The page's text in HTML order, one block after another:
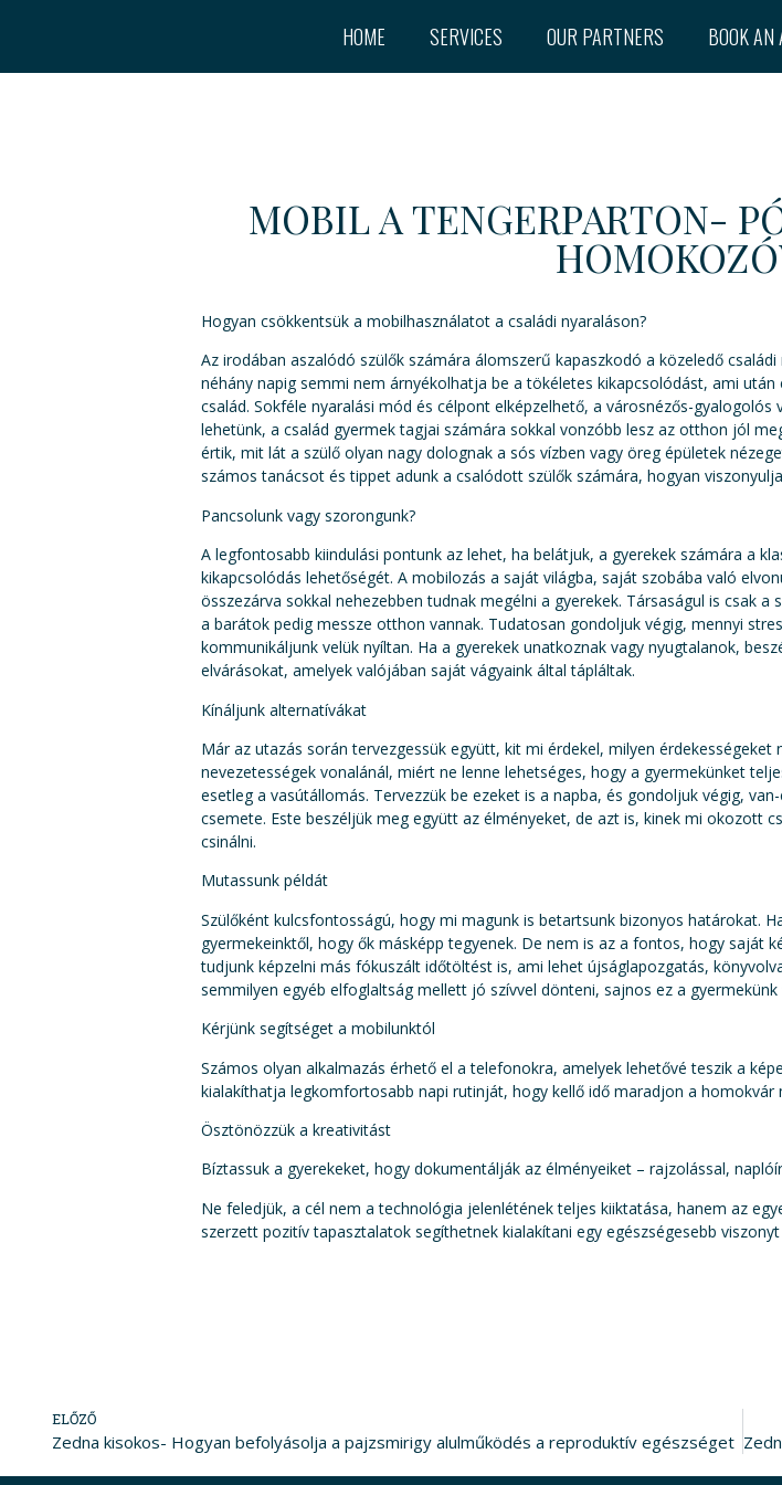
HOME SERVICES OUR PARTNERS BOOK
MOBIL A TENGERPARTON-
Hogyan csökkentsük a mobilhasználatot a családi nyaraláson?
Az irodában aszalódó szülők számára álomszerű kapaszkodó a közeledő
néhány napig semmi nem árnyékolhatja be a tökéletes kikapcsolódást, ami
család. Sokféle nyaralási mód és célpont elképzelhető, a városnézős-
lehetünk, a család gyermek tagjai számára sokkal vonzóbb lesz az otthon jól
értik, mit lát a szülő olyan nagy dolognak a sós vízben vagy öreg épületek
számos tanácsot és tippet adunk a csalódott szülők számára, hogyan
Pancsolunk vagy szorongunk?
A legfontosabb kiindulási pontunk az lehet, ha belátjuk, a gyerekek számára a
kikapcsolódás lehetőségét. A mobilozás a saját világba, saját szobába való
összezárva sokkal nehezebben tudnak megélni a gyerekek. Társaságul is csak
a barátok pedig messze otthon vannak. Tudatosan gondoljuk végig, mennyi
kommunikáljunk velük nyíltan. Ha a gyerekek unatkoznak vagy nyugtalanok,
elvárásokat, amelyek valójában saját vágyaink által tápláltak.
Kínáljunk alternatívákat
Már az utazás során tervezgessük együtt, kit mi érdekel, milyen
nevezetességek vonalánál, miért ne lenne lehetséges, hogy a gyermekünket
esetleg a vasútállomás. Tervezzük be ezeket is a napba, és gondoljuk végig,
csemete. Este beszéljük meg együtt az élményeket, de azt is, kinek mi
csinálni.
Mutassunk példát
Szülőként kulcsfontosságú, hogy mi magunk is betartsunk bizonyos határokat.
gyermekeinktől, hogy ők másképp tegyenek. De nem is az a fontos, hogy saját
tudjunk képzelni más fókuszált időtöltést is, ami lehet újságlapozgatás,
semmilyen egyéb elfoglaltság mellett jó szívvel dönteni, sajnos ez a
Kérjünk segítséget a mobilunktól
Számos olyan alkalmazás érhető el a telefonokra, amelyek lehetővé teszik a
kialakíthatja legkomfortosabb napi rutinját, hogy kellő idő maradjon a homokvár
Ösztönözzük a kreativitást
Bíztassuk a gyerekeket, hogy dokumentálják az élményeiket – rajzolással,
Ne feledjük, a cél nem a technológia jelenlétének teljes kiiktatása, hanem az
szerzett pozitív tapasztalatok segíthetnek kialakítani egy egészségesebb
ELŐZŐ
Zedna kisokos- Hogyan befolyásolja a pajzsmirigy alulműködés a reproduktív egészséget